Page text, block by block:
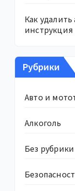
Как
инструкция
Рубрики
Авто и
Алкоголь
Без рубрики